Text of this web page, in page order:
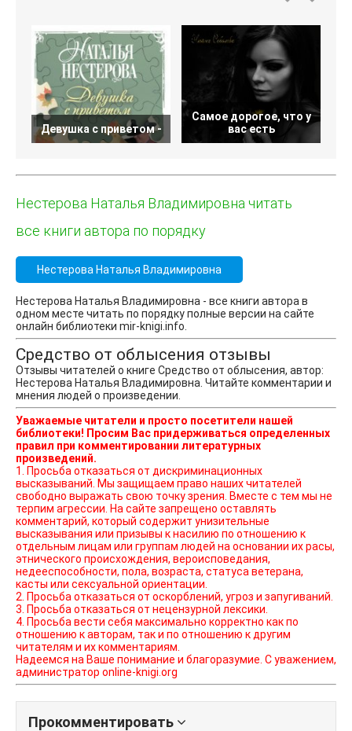
Девушка с приветом -
Самое дорогое, что у
вас есть
Нестерова Наталья Владимировна читать
все книги автора по порядку
Нестерова Наталья Владимировна
Нестерова Наталья Владимировна - все книги автора в
одном месте читать по порядку полные версии на сайте
онлайн библиотеки mir-knigi.info.
Средство от облысения отзывы
Отзывы читателей о книге Средство от облысения, автор:
Нестерова Наталья Владимировна. Читайте комментарии и
мнения людей о произведении.
Уважаемые читатели и просто посетители нашей
библиотеки! Просим Вас придерживаться определенных
правил при комментировании литературных
произведений.
1. Просьба отказаться от дискриминационных
высказываний. Мы защищаем право наших читателей
свободно выражать свою точку зрения. Вместе с тем мы не
терпим агрессии. На сайте запрещено оставлять
комментарий, который содержит унизительные
высказывания или призывы к насилию по отношению к
отдельным лицам или группам людей на основании их расы,
этнического происхождения, вероисповедания,
недееспособности, пола, возраста, статуса ветерана,
касты или сексуальной ориентации.
2. Просьба отказаться от оскорблений, угроз и запугиваний.
3. Просьба отказаться от нецензурной лексики.
4. Просьба вести себя максимально корректно как по
отношению к авторам, так и по отношению к другим
читателям и их комментариям.
Надеемся на Ваше понимание и благоразумие. С уважением,
администратор online-knigi.org
Прокомментировать